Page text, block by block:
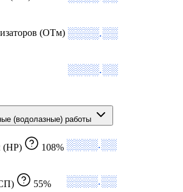
(ОТм) ░░░░.░░
░░░░.░░
(водолазные) работы
(НР) 108% ░░░░.░░
55% ░░░░.░░